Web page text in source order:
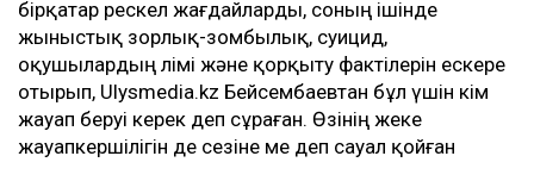
бірқатар өрескел жағдайларды, соның ішінде
жыныстық зорлық-зомбылық, суицид,
оқушылардың өлімі және қорқыту фактілерін ескере
отырып, Ulysmedia.kz Бейсембаевтан бұл үшін кім
жауап беруі керек деп сұраған. Өзінің жеке
жауапкершілігін де сезіне ме деп сауал қойған